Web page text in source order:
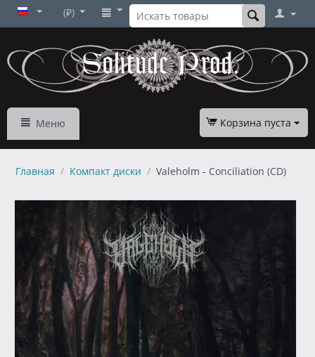
(₽)
Меню Корзина пуста
Главная / Компакт диски / Valeholm - Conciliation (CD)